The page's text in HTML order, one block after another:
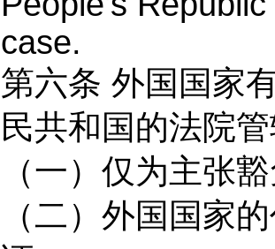
case.
第六条 外国国家
民共和国的法院
（一）仅为主张
（二）外国国家